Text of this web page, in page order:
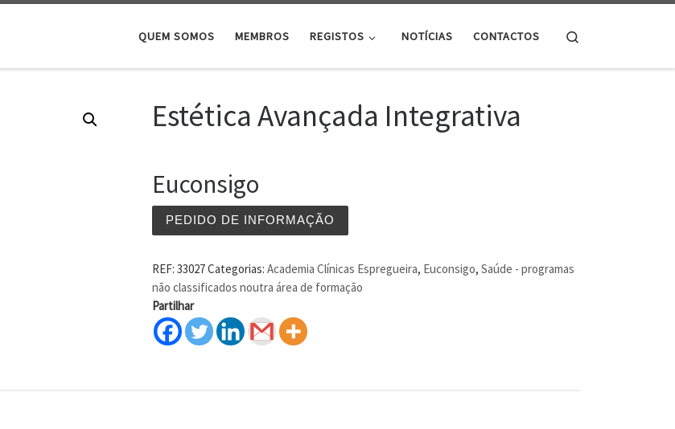
QUEM SOMOS MEMBROS REGISTOS NOTÍCIAS CONTACTOS
Estética Avançada Integrativa
Euconsigo
PEDIDO DE INFORMAÇÃO
REF:33027Categorias:Academia Clínicas Espregueira, Euconsigo,Saúde - programas
não classificados noutra área de formação
Partilhar